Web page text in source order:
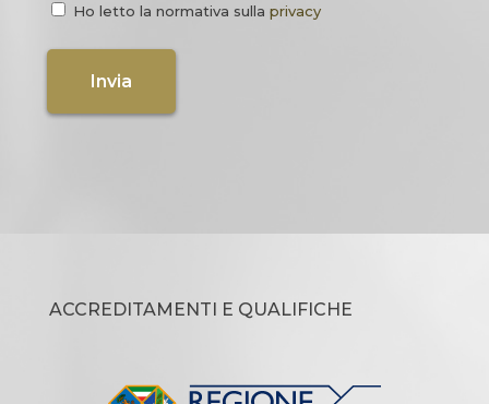
Ho letto la normativa sulla privacy
ACCREDITAMENTI E QUALIFICHE